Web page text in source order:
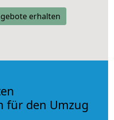
erhalten
für den Umzug